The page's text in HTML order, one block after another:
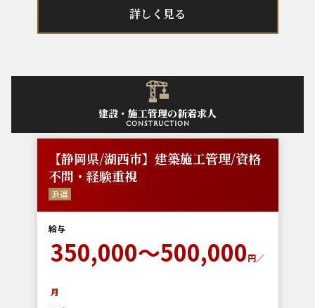
詳しく見る
建設・施工管理の新着求人
construction
【静岡県/湖西市】建築施工管理/資格
不問・経験重視
派遣
給与
350,000～500,000円／
月